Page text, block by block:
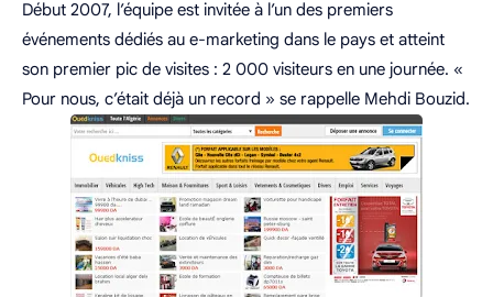
Début 2007, l’équipe est invitée à l’un des premiers
événements dédiés au e-marketing dans le pays et atteint
son premier pic de visites : 2 000 visiteurs en une journée. «
Pour nous, c’était déjà un record » se rappelle Mehdi Bouzid.